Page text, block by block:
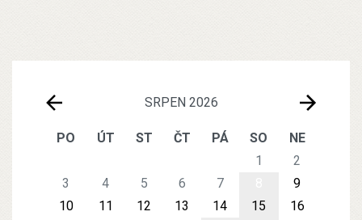
SRPEN 2026
PO ÚT ST ČT PÁ SO
NE
1
2
3
4 5 6 7
9
10
11 12 13 14 15
16